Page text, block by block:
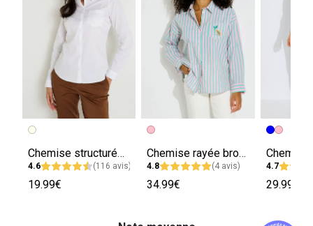
Chemise structurée femme
4.6 (116 avis)
19.99€
Chemise rayée broderie papaye femme
4.8 (4 avis)
34.99€
4.7
29.99€